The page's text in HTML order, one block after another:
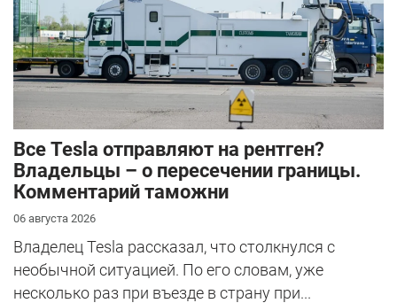
Все Tesla отправляют на рентген?
Владельцы – о пересечении границы.
Комментарий таможни
06 августа 2026
Владелец Tesla рассказал, что столкнулся с
необычной ситуацией. По его словам, уже
несколько раз при въезде в страну при...